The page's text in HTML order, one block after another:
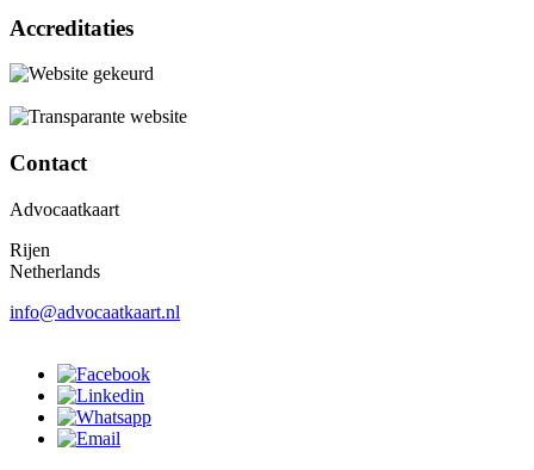
Accreditaties
Contact
Advocaatkaart
Rijen
Netherlands
info@advocaatkaart.nl